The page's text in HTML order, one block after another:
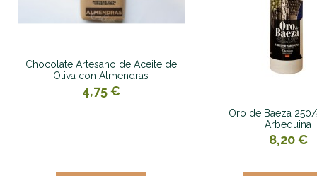
Chocolate Artesano de Aceite de
Oliva con Almendras
4,75 €
Oro de Baeza
Arbequina
8,20 €